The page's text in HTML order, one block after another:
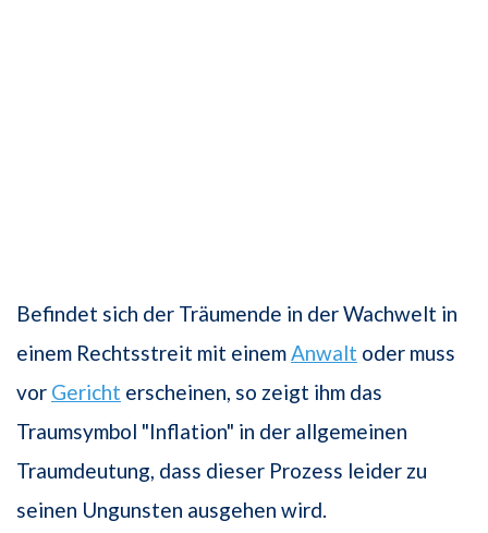
Befindet sich der Träumende in der Wachwelt in
einem Rechtsstreit mit einemAnwalt oder muss
vor Gericht erscheinen, so zeigt ihm das
Traumsymbol "Inflation" in der allgemeinen
Traumdeutung, dass dieser Prozess leider zu
seinen Ungunsten ausgehen wird.